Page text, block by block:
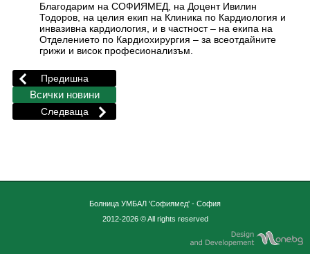
Благодарим на СОФИЯМЕД, на Доцент Ивилин
Тодоров, на целия екип на Клиника по Кардиология и
инвазивна кардиология, и в частност – на екипа на
Отделението по Кардиохирургия – за всеотдайните
грижи и висок професионализъм.
Болница УМБАЛ 'Софиямед' - София
2012-2026 © All rights reserved